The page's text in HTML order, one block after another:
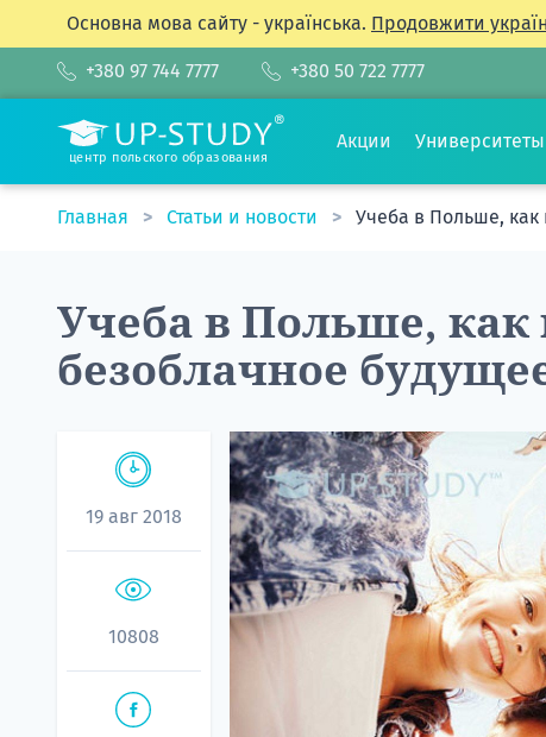
Основна мова сайту - українська. Продовжити
+380 97 744 7777 +380 50 722 7777
центр польского образования
Акции Университеты
Главная Статьи и новости Учеба в Польше, как
Учеба в Польше, как
безоблачное
19 авг 2018
10808